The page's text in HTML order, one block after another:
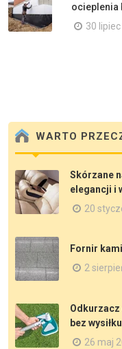
ocieplenia
30
WARTO
Skórzane
elegancji i
20
Fornir
2
Odkurzacz
bez
26 maj